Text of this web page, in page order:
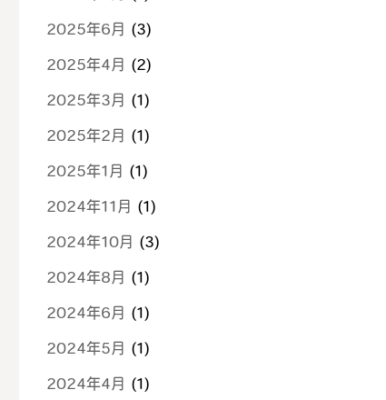
2025年6月 (3)
2025年4月 (2)
2025年3月 (1)
2025年2月 (1)
2025年1月 (1)
2024年11月 (1)
2024年10月 (3)
2024年8月 (1)
2024年6月 (1)
2024年5月 (1)
2024年4月 (1)